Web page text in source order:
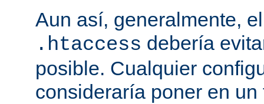
Aun así, generalmente,
.htaccess debería
posible. Cualquier
consideraría poner en